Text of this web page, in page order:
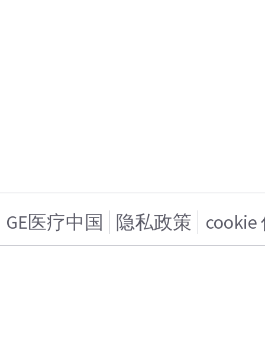
GE医疗中国 隐私政策 cookie